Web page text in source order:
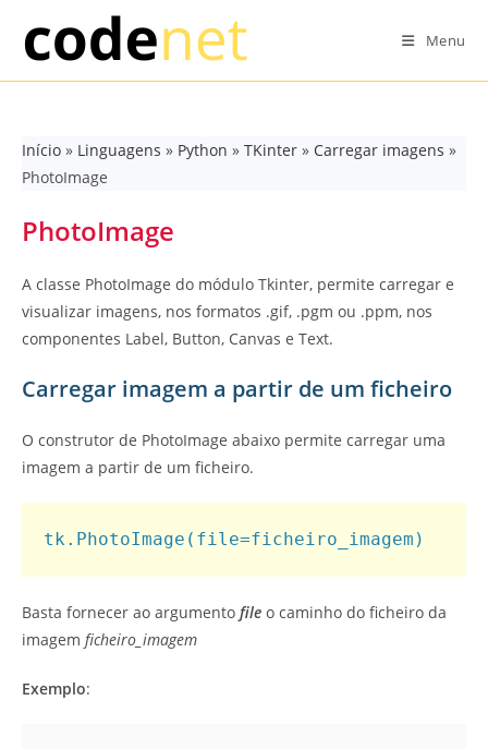
content
Menu
Início » Linguagens » Python » TKinter » Carregar imagens »
PhotoImage
PhotoImage
A classe PhotoImage do módulo Tkinter, permite carregar e
visualizar imagens, nos formatos .gif, .pgm ou .ppm, nos
componentes Label, Button, Canvas e Text.
Carregar imagem a partir de um ficheiro
O construtor de PhotoImage abaixo permite carregar uma
imagem a partir de um ficheiro.
Basta fornecer ao argumento file o caminho do ficheiro da
imagem ficheiro_imagem
Exemplo: